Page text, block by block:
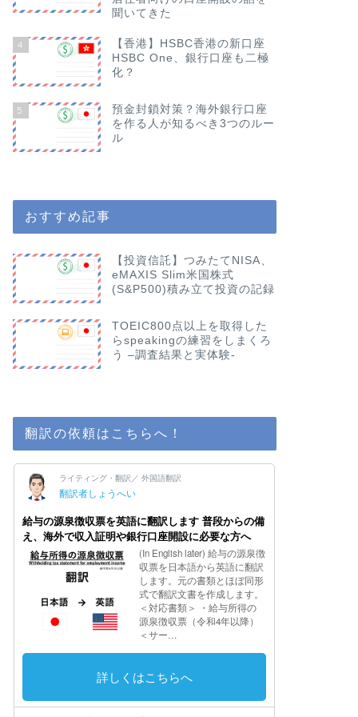
聞いてきた
4
【香港】HSBC香港の新口座
HSBC One、銀行口座も二極
化？
5
預金封鎖対策？海外銀行口座
を作る人が知るべき3つのルー
ル
おすすめ記事
【投資信託】つみたてNISA、
eMAXIS Slim米国株式
(S&P500)積み立て投資の記録
TOEIC800点以上を取得した
らspeakingの練習をしまくろ
う –調査結果と実体験-
翻訳の依頼はこちらへ！